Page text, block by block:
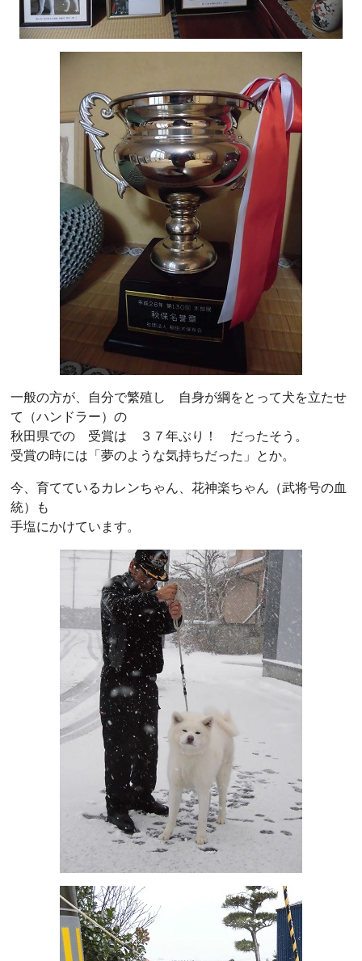
一般の方が、自分で繁殖し 自身が綱をとって犬を立たせ
て（ハンドラー）の
秋田県での 受賞は ３７年ぶり！ だったそう。
受賞の時には「夢のような気持ちだった」とか。
今、育てているカレンちゃん、花神楽ちゃん（武将号の血
統）も
手塩にかけています。